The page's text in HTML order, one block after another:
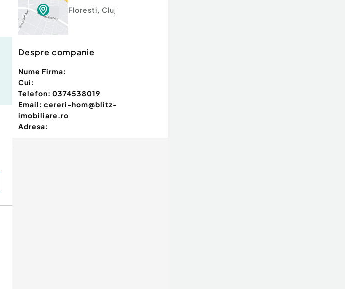
Floresti, Cluj
Despre companie
Nume Firma:
Cui:
Telefon: 0374538019
Email: cereri-hom@blitz-
imobiliare.ro
Adresa: